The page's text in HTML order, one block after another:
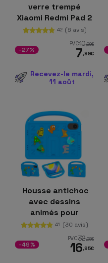
verre trempé
Xiaomi Redmi Pad 2
Pro
42 (6 avis)
PVC10,99€
7,99€
-27%
Recevez-le mardi,
11 août
Housse antichoc
avec dessins
animés pour
enfants et
dragonne Xiaomi
Redmi Pad 2 Bleu
41 (30 avis)
PVC32,98€
16,95€
-49%